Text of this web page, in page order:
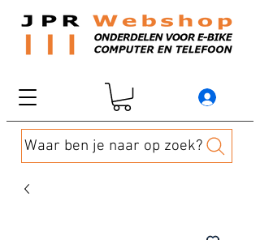
Waar ben je naar op zoek?